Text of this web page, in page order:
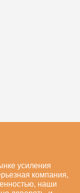
усиления
компания,
наши